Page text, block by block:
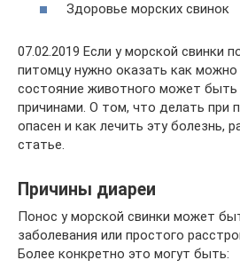
Здоровье морских свинок
07.02.2019 Если у морской свинки
питомцу нужно оказать как можно
состояние животного может
причинами. О том, что делать при
опасен и как лечить эту болезнь,
статье.
Причины диареи
Понос у морской свинки может
заболевания или простого
Более конкретно это могут быть: